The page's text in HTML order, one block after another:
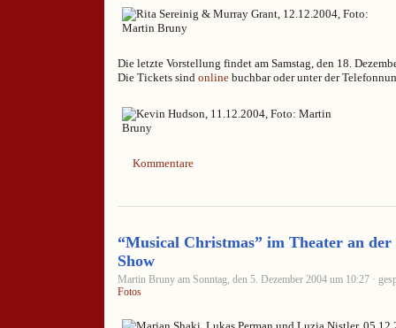
Die letzte Vorstellung findet am Samstag, den 18.
Die Tickets sind online buchbar oder unter der
Kommentare
“Musical Christmas” im Theater an
Show
Martin Bruny am Sonntag, den 5. Dezember 2004 um 10:27 ·
Fotos